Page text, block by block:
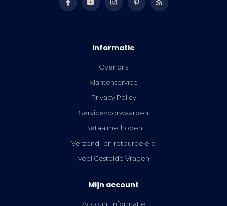
Informatie
Over ons
Klantenservice
Privacy Policy
Servicevoorwaarden
Betaalmethoden
Verzend- en retourbeleid
Veel Gestelde Vragen
Mijn account
Account informatie